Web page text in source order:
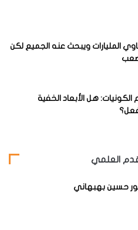
تعتبر من الأمثلة
بفعل الغازات والأبخرة الحارة.
والجيولوجيا
المليارات ويبحث عنه الجميع لكن
صعب
هل الأبعاد الخفية
العلمي
حسين بهبهاني